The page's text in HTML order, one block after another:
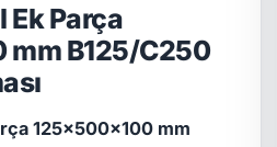
Ek Parça
mm B125/C250
125x500x100 mm